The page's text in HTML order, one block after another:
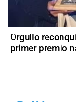
Orgullo
primer premio